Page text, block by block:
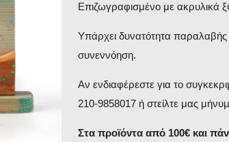
Επιζωγραφισμένο με ακρυλικά
Υπάρχει δυνατότητα
συνεννόηση.
Αν ενδιαφέρεστε για το
210-9858017 ή στείλτε μας
Στα προϊόντα από 100€ και